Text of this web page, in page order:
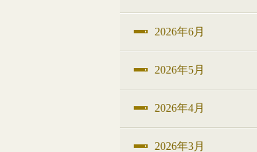
2026年6月
2026年5月
2026年4月
2026年3月